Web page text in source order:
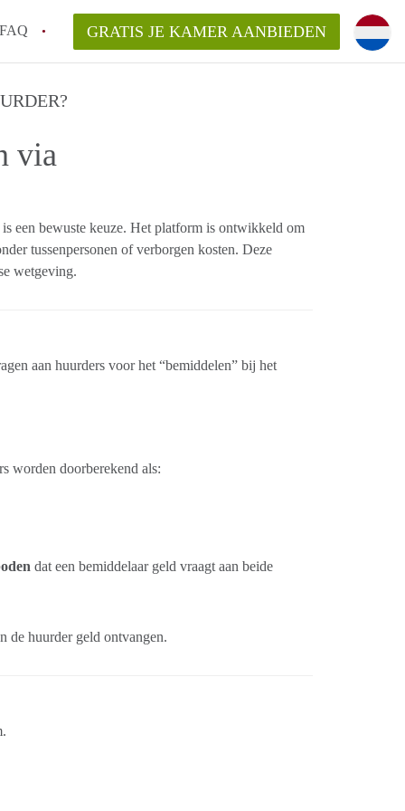
FAQ
onzelfstandige woonruimte (kamer) in
kamer in Amsterdam?
voor een kamer in Amsterdam en wat
voor de huurder?
GRATIS JE KAMER AANBIEDEN
via
is een bewuste keuze. Het platform is ontwikkeld om
tussenpersonen of verborgen kosten. Deze
wetgeving.
aan huurders voor het “bemiddelen” bij het
worden doorberekend als:
dat een bemiddelaar geld vraagt aan beide
de huurder geld ontvangen.